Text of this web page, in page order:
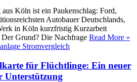
Köln ist ein Paukenschlag: Ford,
Autobauer Deutschlands,
in Köln kurzfristig Kurzarbeit
Grund? Die Nachfrage Read More »
für Flüchtlinge: Ein neuer
Unterstützung